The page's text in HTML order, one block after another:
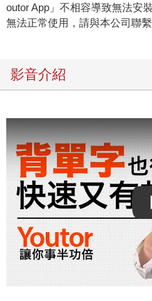
outor App」不相容導致無法安
無法正常使用，請與本公司聯
影音介紹